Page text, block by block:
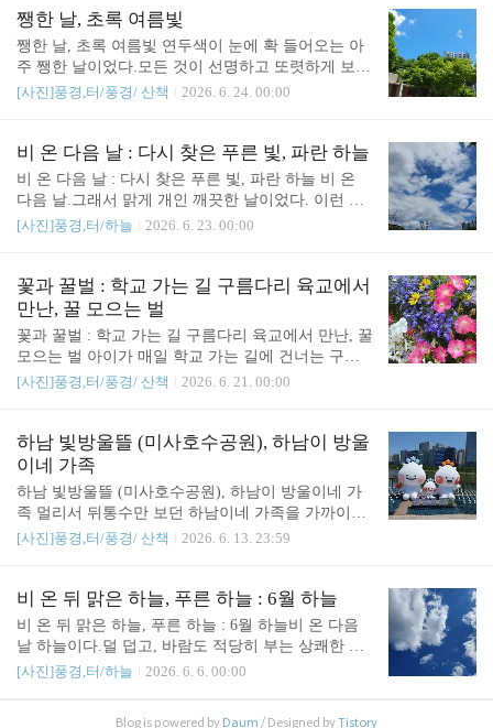
트# 미사 호수 공원 호수 위에 둥둥 떠 있는 하남이. #
미사역 가는 길 ..
쨍한 날, 초록 여름빛
쨍한 날, 초록 여름빛 연두색이 눈에 확 들어오는 아
주 쨍한 날이었다.모든 것이 선명하고 또렷하게 보이
는 얼마 안 되는 귀한 날이었다.
[사진]풍경,터/풍경/ 산책 2026. 6. 24. 00:00
비 온 다음 날 : 다시 찾은 푸른 빛, 파란 하늘
비 온 다음 날 : 다시 찾은 푸른 빛, 파란 하늘 비 온
다음 날.그래서 맑게 개인 깨끗한 날이었다. 이런 날
은 하늘빛도 더 파랗고 푸르다. 6월말이라 덥긴 더워
글 마음이 좋다. 왠지 뭔가 잘 될 것 같고, 뭐든지 해
낼 수 있을 것 같이 든든해진다.마냥 좋았던 날. 찰칵.
[사진]풍경,터/하늘 2026. 6. 23. 00:00
꽃과 꿀벌 : 학교 가는 길 구름다리 육교에서
만난, 꿀 모으는 벌
꽃과 꿀벌 : 학교 가는 길 구름다리 육교에서 만난, 꿀
모으는 벌 아이가 매일 학교 가는 길에 건너는 구름
다리 육교, 양편에 꽃이 이렇게 예쁘게 피어있다. 하
하다는 말도 들은 것 같다. 세상 귀한 벌이 여기저기
다니며 부지런히 꿀을 모으는 풍경이 귀하게 느껴졌
다. https://youtube.com/shorts/TcLWHb2KBZE?feature=
share 잠깐 찍은 짧은 영상인데, 조회수가 많이 나와
서 좀.. 그렇다. 정성스럽게 편집한 영상들은 외면(?)
을 받는 것 같고, 그냥 올린건 조회수나 심지어는 좋
니니, 조회수나 좋아요 여부가 상관없지만.그냥..
[사진]풍경,터/풍경/ 산책 2026. 6. 21. 00:00
하남 빛방울뜰 (미사호수공원), 하남이 방울
이네 가족
하남 빛방울뜰 (미사호수공원), 하남이 방울이네 가
족 멀리서 뒤통수만 보던 하남이네 가족을 가까이에
서 만났다. 정말 귀엽다.파란꽃을 꽂은 애가 하남이
w.html?idxno=12149 호수공원,‘빛방울뜰’시민 맞는다
하남시 미사호수공원이 올여름 빛과 감성이 어우러
진 야간 전시 공간으로 새롭게 변신한다. 하남시는
시 ‘빛방울뜰’을 조성하고 오는 5월m.hanamilbo.net관
분수밤 산책/ 호수와 분수 하남이와 방울이 뒤태 + 분
[사진]풍경,터/풍경/ 산책 2026. 6. 13. 23:59
비 온 뒤 맑은 하늘, 푸른 하늘 : 6월 하늘
비 온 뒤 맑은 하늘, 푸른 하늘 : 6월 하늘비 온 다음
날 하늘이다.덜 덥고, 바람도 적당히 부는 상쾌한 날
이었다.
[사진]풍경,터/하늘 2026. 6. 6. 00:00
Blog is powered by Daum / Designed byTistory